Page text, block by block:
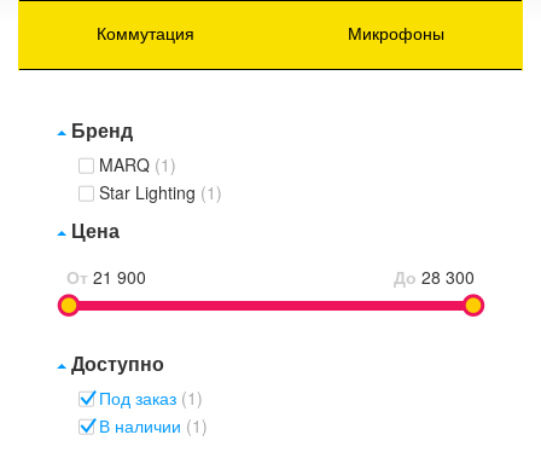
Коммутация Микрофоны
Бренд
MARQ (1)
Star Lighting (1)
Цена
От 21 900 До 28 300
Доступно
Под заказ (1)
В наличии (1)